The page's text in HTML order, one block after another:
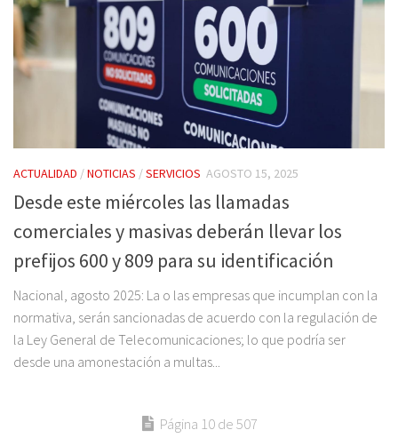
ACTUALIDAD /NOTICIAS /SERVICIOS AGOSTO 15, 2025
Desde este miércoles las llamadas
comerciales y masivas deberán llevar los
prefijos 600 y 809 para su identificación
Nacional, agosto 2025: La o las empresas que incumplan con la
normativa, serán sancionadas de acuerdo con la regulación de
la Ley General de Telecomunicaciones; lo que podría ser
desde una amonestación a multas...
Página 10 de 507